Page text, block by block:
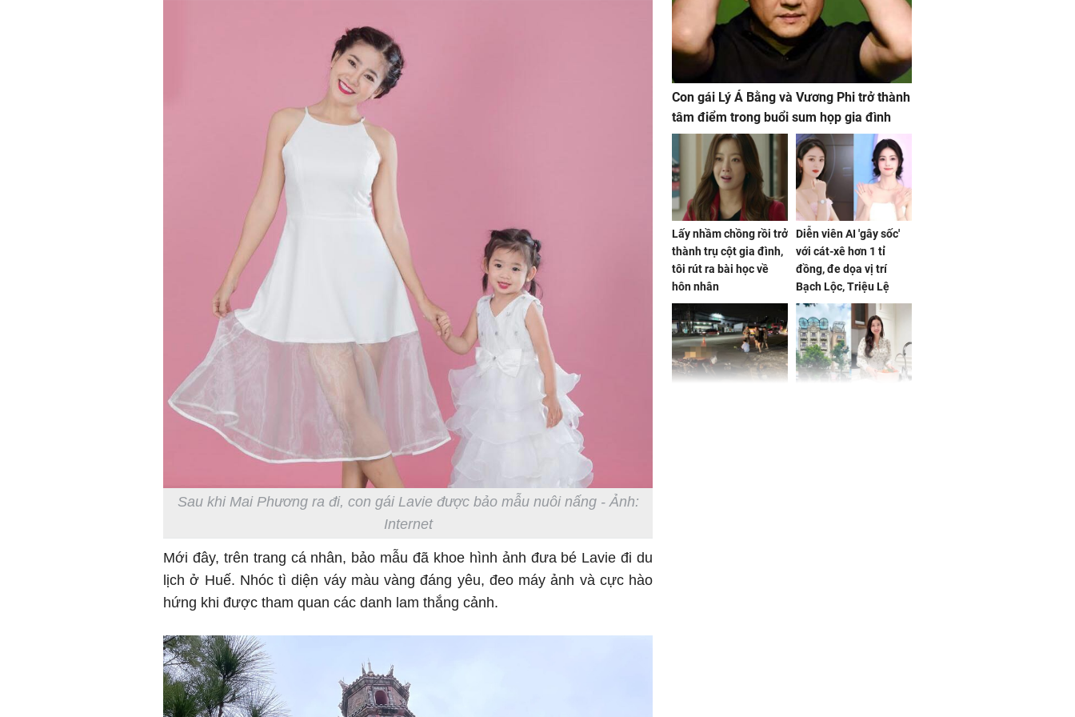
Sau khi Mai Phương ra đi, con gái Lavie được bảo mẫu nuôi nấng - Ảnh:
Internet
Mới đây, trên trang cá nhân, bảo mẫu đã khoe hình ảnh đưa bé Lavie đi du
lịch ở Huế. Nhóc tì diện váy màu vàng đáng yêu, đeo máy ảnh và cực hào
hứng khi được tham quan các danh lam thắng cảnh.
Con gái Lý Á Bằng và Vương Phi trở thành
tâm điểm trong buổi sum họp gia đình
Lấy nhầm chồng rồi trở
thành trụ cột gia đình,
tôi rút ra bài học về
hôn nhân
Diễn viên AI 'gây sốc'
với cát-xê hơn 1 tỉ
đồng, đe dọa vị trí
Bạch Lộc, Triệu Lệ
Dĩnh